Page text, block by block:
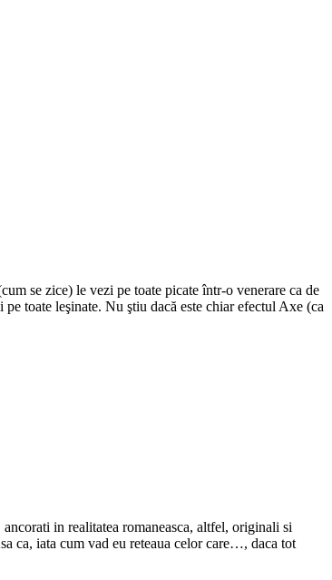
se zice) le vezi pe toate picate într-o venerare ca de
toate leşinate. Nu ştiu dacă este chiar efectul Axe (ca
in realitatea romaneasca, altfel, originali si
ca, iata cum vad eu reteaua celor care…, daca tot